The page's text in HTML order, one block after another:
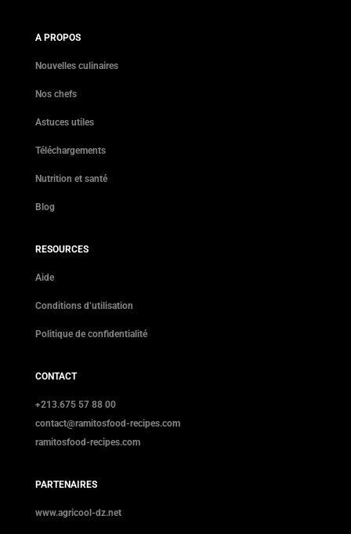
A PROPOS
Nouvelles culinaires
Nos chefs
Astuces utiles
Téléchargements
Nutrition et santé
Blog
RESOURCES
Aide
Conditions d’utilisation
Politique de confidentialité
CONTACT
+213.675 57 88 00
contact@ramitosfood-recipes.com
ramitosfood-recipes.com
PARTENAIRES
www.agricool-dz.net